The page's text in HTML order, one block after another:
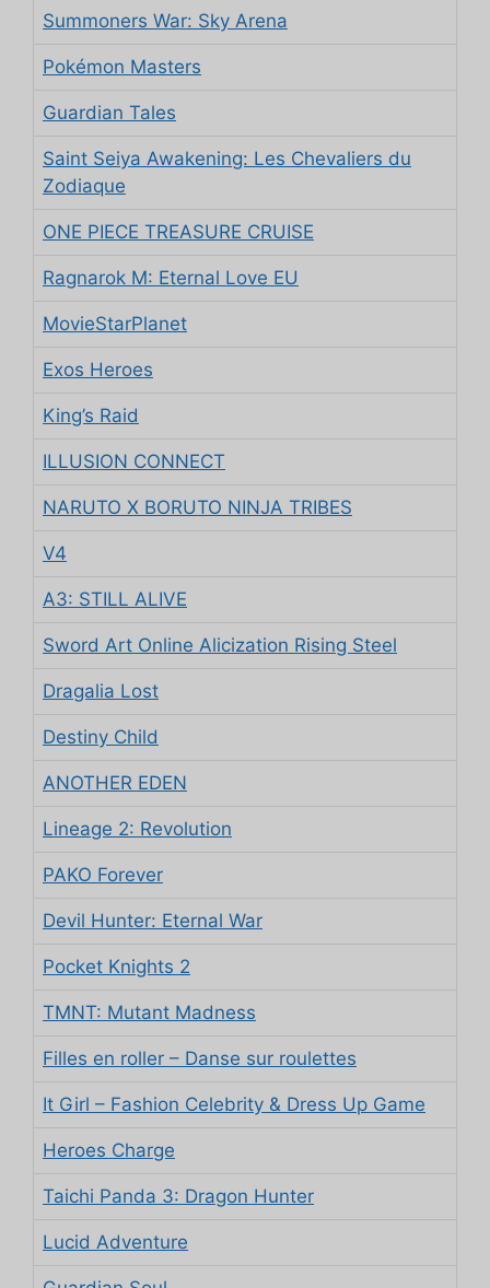
Summoners War: Sky Arena
Pokémon Masters
Guardian Tales
Saint Seiya Awakening: Les Chevaliers du
Zodiaque
ONE PIECE TREASURE CRUISE
Ragnarok M: Eternal Love EU
MovieStarPlanet
Exos Heroes
King’s Raid
ILLUSION CONNECT
NARUTO X BORUTO NINJA TRIBES
V4
A3: STILL ALIVE
Sword Art Online Alicization Rising Steel
Dragalia Lost
Destiny Child
ANOTHER EDEN
Lineage 2: Revolution
PAKO Forever
Devil Hunter: Eternal War
Pocket Knights 2
TMNT: Mutant Madness
Filles en roller – Danse sur roulettes
It Girl – Fashion Celebrity & Dress Up Game
Heroes Charge
Taichi Panda 3: Dragon Hunter
Lucid Adventure